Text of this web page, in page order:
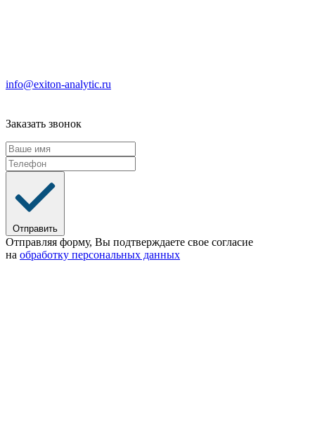
info@exiton-analytic.ru
Заказать звонок
Отправить
Отправляя форму, Вы подтверждаете свое согласие
на обработку персональных данных